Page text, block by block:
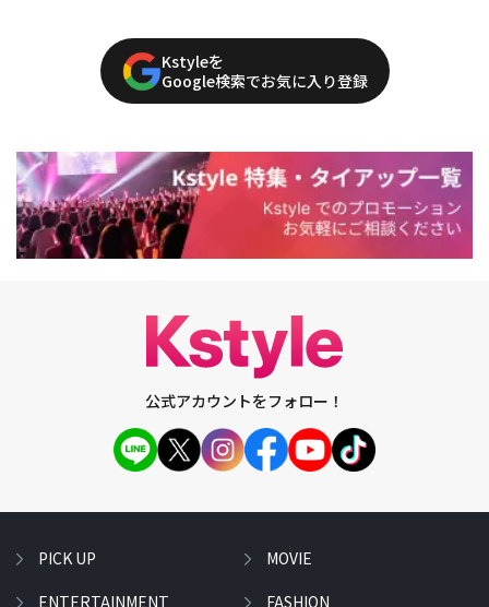
Kstyleを
Google検索でお気に入り登録
公式アカウントをフォロー！
PICK UP
ENTERTAINMENT
MOVIE
FASHION